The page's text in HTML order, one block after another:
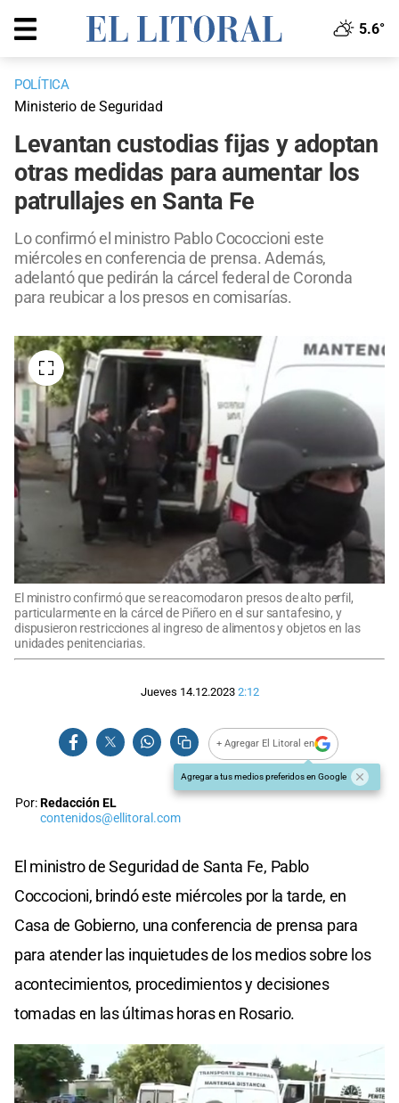
5.6°
POLÍTICA
Ministerio de Seguridad
Levantan custodias fijas y adoptan
otras medidas para aumentar los
patrullajes en Santa Fe
Lo confirmó el ministro Pablo Cococcioni este
miércoles en conferencia de prensa. Además,
adelantó que pedirán la cárcel federal de Coronda
para reubicar a los presos en comisarías.
El ministro confirmó que se reacomodaron presos de alto perfil,
particularmente en la cárcel de Piñero en el sur santafesino, y
dispusieron restricciones al ingreso de alimentos y objetos en las
unidades penitenciarias.
Jueves 14.12.2023 2:12
+ Agregar El Litoral en
Agregar a tus medios preferidos en Google
Por:Redacción EL
contenidos@ellitoral.com
El ministro de Seguridad de Santa Fe, Pablo
Coccocioni, brindó este miércoles por la tarde, en
Casa de Gobierno, una conferencia de prensa para
para atender las inquietudes de los medios sobre los
acontecimientos, procedimientos y decisiones
tomadas en las últimas horas en Rosario.